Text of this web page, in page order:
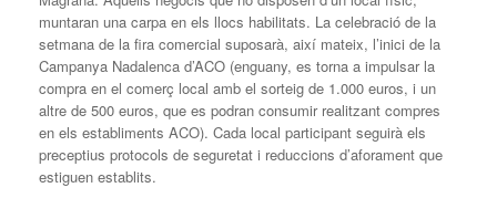
muntaran una carpa en els llocs habilitats. La celebració de la
setmana de la fira comercial suposarà, així mateix, l’inici de la
Campanya Nadalenca d’ACO (enguany, es torna a impulsar la
compra en el comerç local amb el sorteig de 1.000 euros, i un
altre de 500 euros, que es podran consumir realitzant compres
en els establiments ACO). Cada local participant seguirà els
preceptius protocols de seguretat i reduccions d’aforament que
estiguen establits.